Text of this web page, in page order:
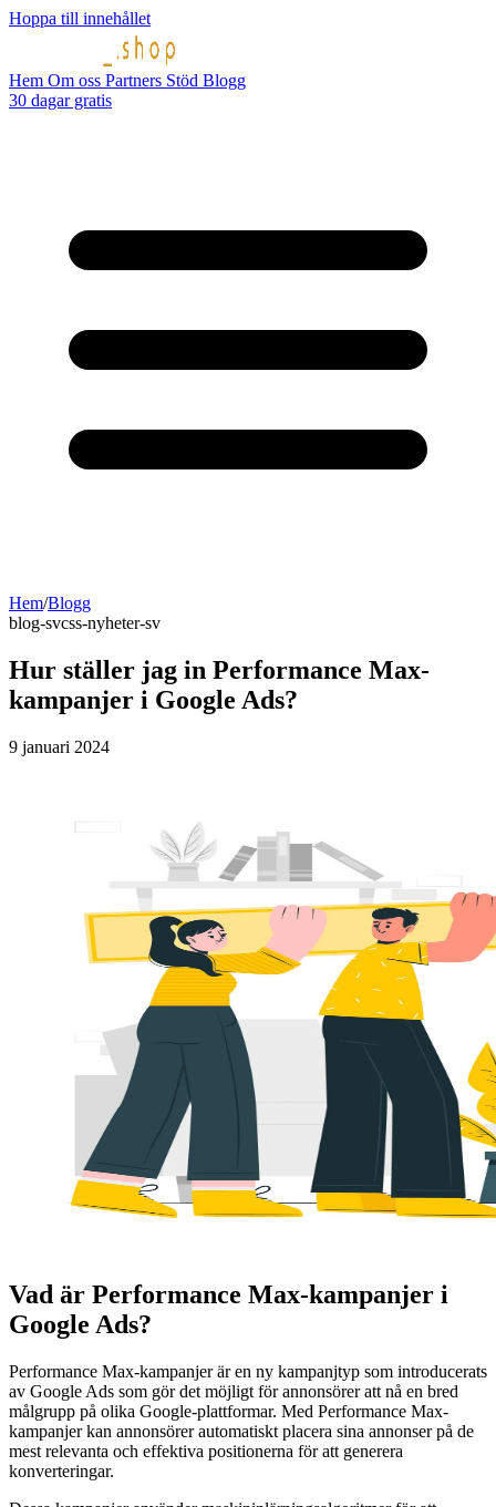
Hoppa till innehållet
Hem Om oss Partners Stöd Blogg
30 dagar gratis
Hem/Blogg
blog-svcss-nyheter-sv
Hur ställer jag in Performance Max-
kampanjer i Google Ads?
9 januari 2024
Vad är Performance Max-kampanjer i
Google Ads?
Performance Max-kampanjer är en ny kampanjtyp som introducerats
av Google Ads som gör det möjligt för annonsörer att nå en bred
målgrupp på olika Google-plattformar. Med Performance Max-
kampanjer kan annonsörer automatiskt placera sina annonser på de
mest relevanta och effektiva positionerna för att generera
konverteringar.